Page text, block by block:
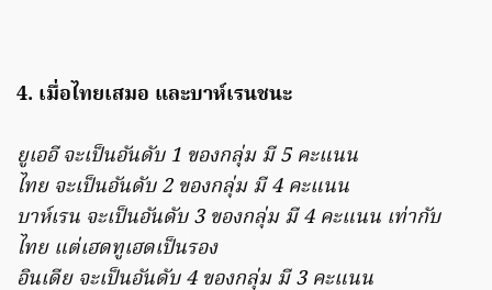
4. เมื่อไทยเสมอ และบาห์เรนชนะ
ยูเออี จะเป็นอันดับ 1 ของกลุ่ม มี 5 คะแนน
ไทย จะเป็นอันดับ 2 ของกลุ่ม มี 4 คะแนน
บาห์เรน จะเป็นอันดับ 3 ของกลุ่ม มี 4 คะแนน เท่ากับ
ไทย แต่เฮดทูเฮดเป็นรอง
อินเดีย จะเป็นอันดับ 4 ของกลุ่ม มี 3 คะแนน